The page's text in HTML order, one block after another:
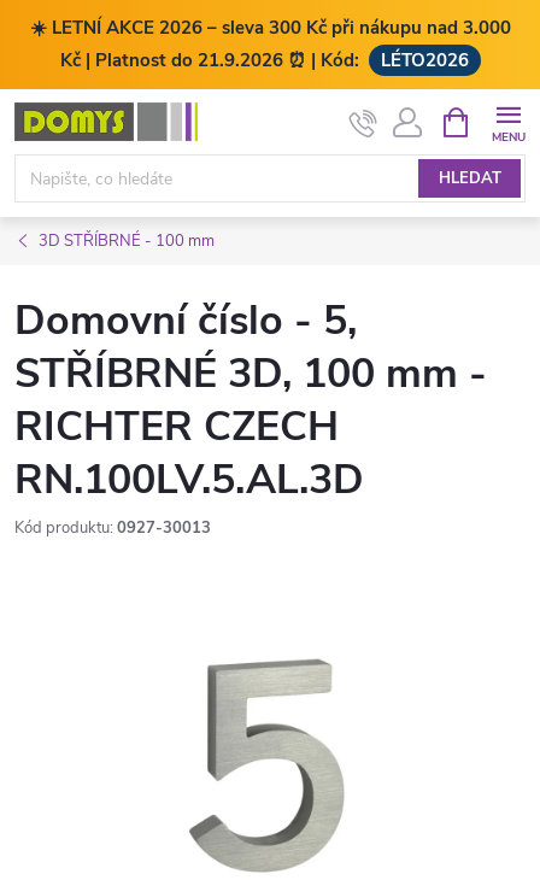
☀️ LETNÍ AKCE 2026 – sleva 300 Kč při nákupu nad 3.000
Kč | Platnost do 21.9.2026 ⏰ | Kód:
LÉTO2026
Přejít
obsah
HLEDAT
NÁKUPNÍ
KOŠÍK
3D STŘÍBRNÉ - 100 mm
Domovní číslo - 5,
STŘÍBRNÉ 3D, 100 mm -
RICHTER CZECH
RN.100LV.5.AL.3D
Kód produktu: 0927-30013